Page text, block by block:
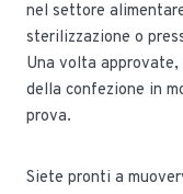
nel settore
sterilizzazione o
Una volta
della confezione in
prova.
Siete pronti a